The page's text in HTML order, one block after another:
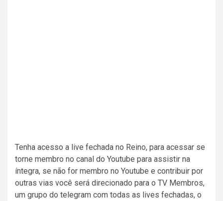
Tenha acesso a live fechada no Reino, para acessar se
torne membro no canal do Youtube para assistir na
íntegra, se não for membro no Youtube e contribuir por
outras vias você será direcionado para o TV Membros,
um grupo do telegram com todas as lives fechadas, o